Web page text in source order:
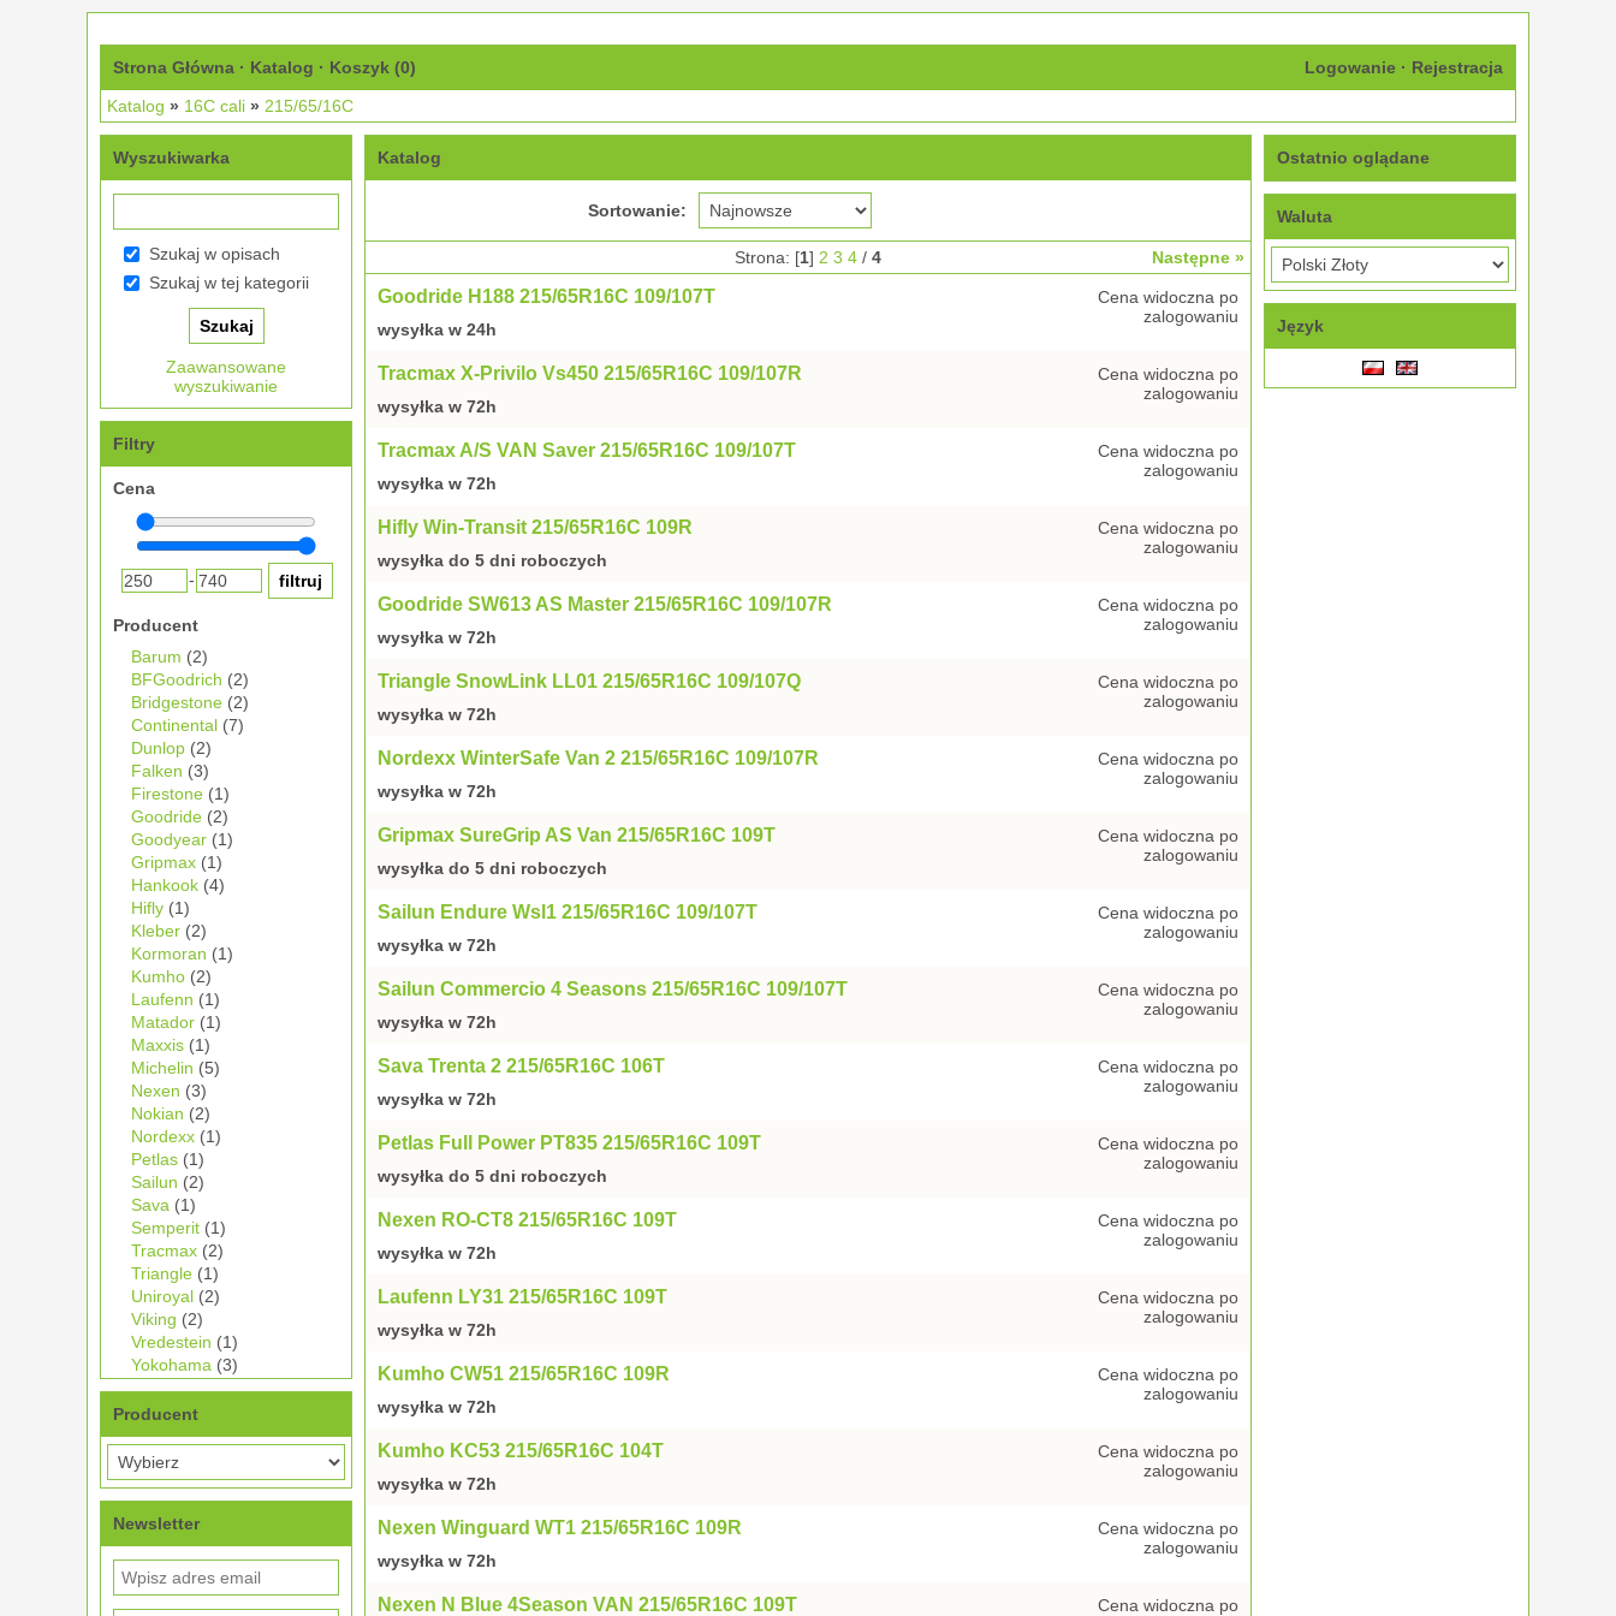
Strona Główna · Katalog · Koszyk (0) Logowanie · Rejestracja
Katalog » 16C cali » 215/65/16C
Wyszukiwarka
Szukaj w opisach
Szukaj w tej kategorii
Zaawansowane
wyszukiwanie
Filtry
Cena
-
Producent
Barum (2)
BFGoodrich (2)
Bridgestone (2)
Continental (7)
Dunlop (2)
Falken (3)
Firestone (1)
Goodride (2)
Goodyear (1)
Gripmax (1)
Hankook (4)
Hifly (1)
Kleber (2)
Kormoran (1)
Kumho (2)
Laufenn (1)
Matador (1)
Maxxis (1)
Michelin (5)
Nexen (3)
Nokian (2)
Nordexx (1)
Petlas (1)
Sailun (2)
Sava (1)
Semperit (1)
Tracmax (2)
Triangle (1)
Uniroyal (2)
Viking (2)
Vredestein (1)
Yokohama (3)
Producent
Newsletter
Katalog
Sortowanie:
Strona: [1] 2 3 4 / 4 Następne »
Goodride H188 215/65R16C 109/107T
wysyłka w 24h
Cena widoczna po
zalogowaniu
Tracmax X-Privilo Vs450 215/65R16C 109/107R
wysyłka w 72h
Cena widoczna po
zalogowaniu
Tracmax A/S VAN Saver 215/65R16C 109/107T
wysyłka w 72h
Cena widoczna po
zalogowaniu
Hifly Win-Transit 215/65R16C 109R
wysyłka do 5 dni roboczych
Cena widoczna po
zalogowaniu
Goodride SW613 AS Master 215/65R16C 109/107R
wysyłka w 72h
Cena widoczna po
zalogowaniu
Triangle SnowLink LL01 215/65R16C 109/107Q
wysyłka w 72h
Cena widoczna po
zalogowaniu
Nordexx WinterSafe Van 2 215/65R16C 109/107R
wysyłka w 72h
Cena widoczna po
zalogowaniu
Gripmax SureGrip AS Van 215/65R16C 109T
wysyłka do 5 dni roboczych
Cena widoczna po
zalogowaniu
Sailun Endure Wsl1 215/65R16C 109/107T
wysyłka w 72h
Cena widoczna po
zalogowaniu
Sailun Commercio 4 Seasons 215/65R16C 109/107T
wysyłka w 72h
Cena widoczna po
zalogowaniu
Sava Trenta 2 215/65R16C 106T
wysyłka w 72h
Cena widoczna po
zalogowaniu
Petlas Full Power PT835 215/65R16C 109T
wysyłka do 5 dni roboczych
Cena widoczna po
zalogowaniu
Nexen RO-CT8 215/65R16C 109T
wysyłka w 72h
Cena widoczna po
zalogowaniu
Laufenn LY31 215/65R16C 109T
wysyłka w 72h
Cena widoczna po
zalogowaniu
Kumho CW51 215/65R16C 109R
wysyłka w 72h
Cena widoczna po
zalogowaniu
Kumho KC53 215/65R16C 104T
wysyłka w 72h
Cena widoczna po
zalogowaniu
Nexen Winguard WT1 215/65R16C 109R
wysyłka w 72h
Cena widoczna po
zalogowaniu
Nexen N Blue 4Season VAN 215/65R16C 109T
Cena widoczna po
Ostatnio oglądane
Waluta
Język